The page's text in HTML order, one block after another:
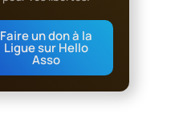
Faire un don à la
Ligue sur Hello
Asso